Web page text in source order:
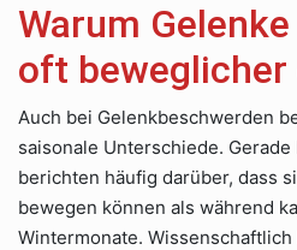
Warum
oft beweglicher
Auch bei Gelenkbeschwerden
saisonale Unterschiede.
berichten häufig darüber, dass
bewegen können als während
Wintermonate.